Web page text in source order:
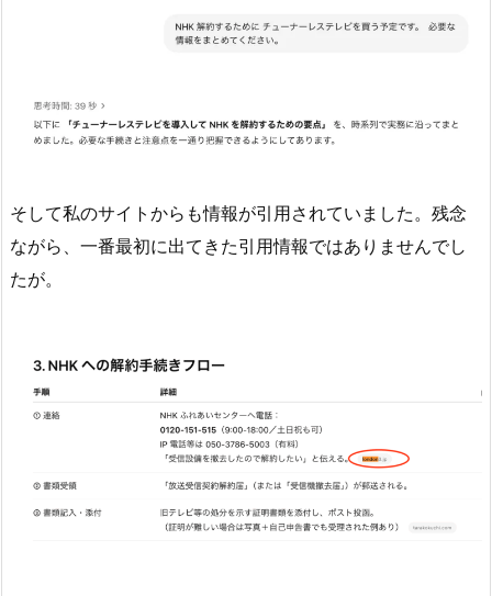
そして私のサイトからも情報が引用されていました。残念
ながら、一番最初に出てきた引用情報ではありませんでし
たが。